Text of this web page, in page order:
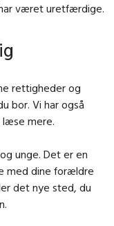
været uretfærdige.
rettigheder og
bor. Vi har også
læse mere.
unge. Det er en
med dine forældre
det nye sted, du